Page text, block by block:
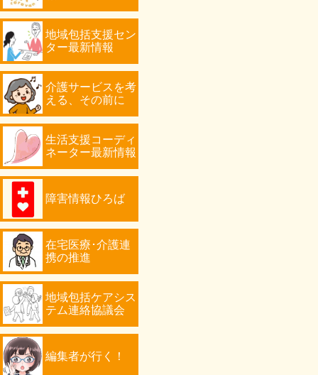
地域包括支援セン
ター最新情報
介護サービスを考
える、その前に
生活支援コーディ
ネーター最新情報
障害情報ひろば
在宅医療･介護連
携の推進
地域包括ケアシス
テム連絡協議会
編集者が行く！